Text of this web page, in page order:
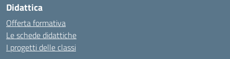
Didattica
Offerta formativa
Le schede didattiche
I progetti delle classi